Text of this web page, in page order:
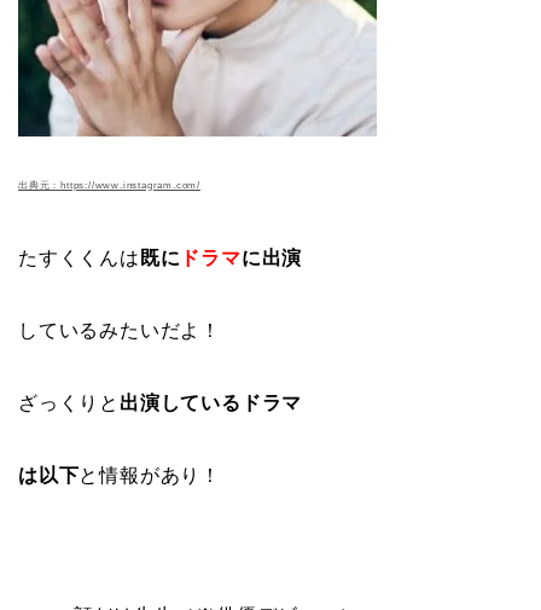
出典元：https://www.instagram.com/
たすくくんは 既に ドラマに出演
しているみたいだよ！
ざっくりと 出演しているドラマ
は以下と情報があり！